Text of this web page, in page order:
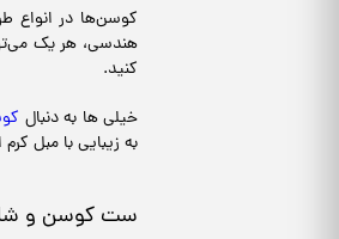
کوسن‌ها در انواع
هندسی، هر یک
کنید.
خیلی ها به دنبال
به زیبایی با مبل
ست کوسن و